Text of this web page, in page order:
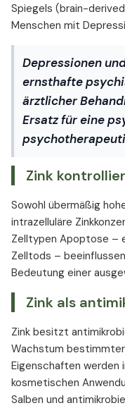
Spiegels (brain-
Menschen mit
Depressionen
ernsthafte
ärztlicher
Ersatz für eine
Zink
Sowohl übermäßig
intrazelluläre
Zelltypen Apoptose –
Zelltods –
Bedeutung einer
Zink als
Zink besitzt
Wachstum bestimmter
Eigenschaften werden
kosmetischen
Salben und